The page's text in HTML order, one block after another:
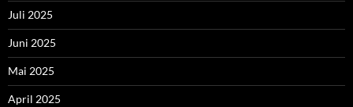
Juli 2025
Juni 2025
Mai 2025
April 2025